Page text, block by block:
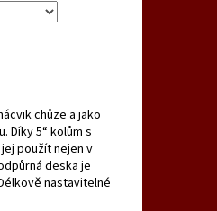
chůze a jako
Díky 5“ kolům s
použít nejen v
deska je
nastavitelné